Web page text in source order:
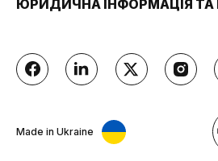
ЮРИДИЧНА ІНФОРМАЦІЯ ТА
Made in Ukraine